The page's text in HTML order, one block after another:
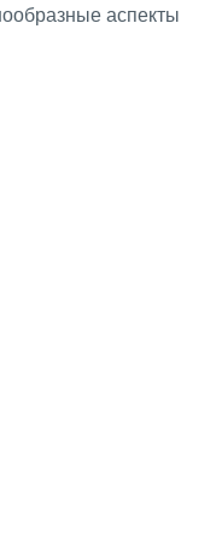
аспекты